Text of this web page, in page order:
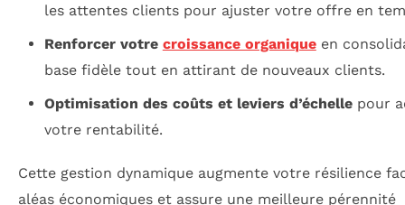
les attentes clients pour ajuster votre offre en
Renforcer votre croissance organiqueen
base fidèle tout en attirant de nouveaux clients.
Optimisation des coûts et leviers d’échellepour
votre rentabilité.
Cette gestion dynamique augmente votre résilience
aléas économiques et assure une meilleure pérennité